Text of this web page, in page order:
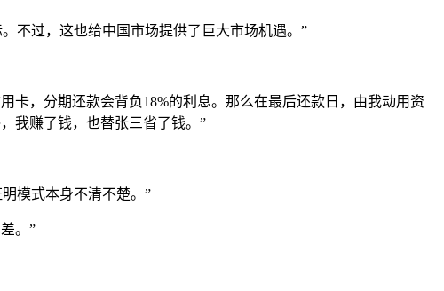
不过，这也给中国市场提供了巨大市场机遇。”
卡，分期还款会背负18%的利息。那么在最后还款日，由我动用资
我赚了钱，也替张三省了钱。”
模式本身不清不楚。”
。”